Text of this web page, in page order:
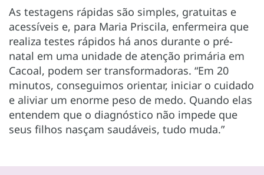
As testagens rápidas são simples, gratuitas e
acessíveis e, para Maria Priscila, enfermeira que
realiza testes rápidos há anos durante o pré-
natal em uma unidade de atenção primária em
Cacoal, podem ser transformadoras. “Em 20
minutos, conseguimos orientar, iniciar o cuidado
e aliviar um enorme peso de medo. Quando elas
entendem que o diagnóstico não impede que
seus filhos nasçam saudáveis, tudo muda.”